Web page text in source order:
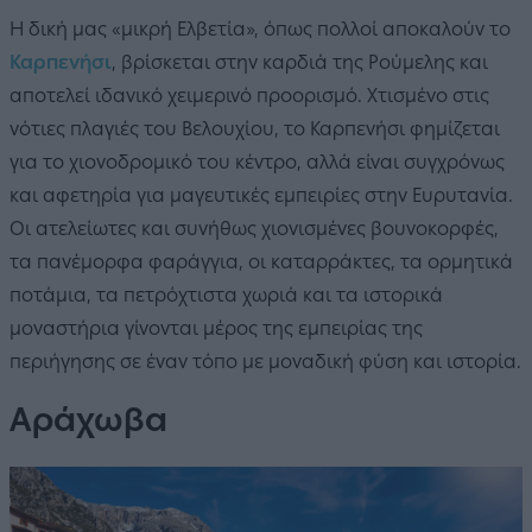
Η δική μας «μικρή Ελβετία», όπως πολλοί αποκαλούν το
Καρπενήσι, βρίσκεται στην καρδιά της Ρούμελης και
αποτελεί ιδανικό χειμερινό προορισμό. Χτισμένο στις
νότιες πλαγιές του Βελουχίου, το Καρπενήσι φημίζεται
για το χιονοδρομικό του κέντρο, αλλά είναι συγχρόνως
και αφετηρία για μαγευτικές εμπειρίες στην Ευρυτανία.
Οι ατελείωτες και συνήθως χιονισμένες βουνοκορφές,
τα πανέμορφα φαράγγια, οι καταρράκτες, τα ορμητικά
ποτάμια, τα πετρόχτιστα χωριά και τα ιστορικά
μοναστήρια γίνονται μέρος της εμπειρίας της
περιήγησης σε έναν τόπο με μοναδική φύση και ιστορία.
Αράχωβα